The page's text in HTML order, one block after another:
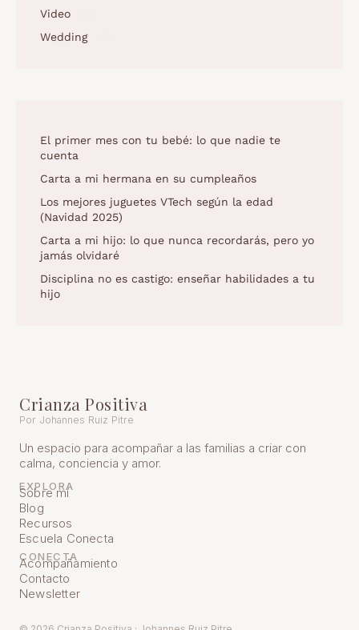
Video
Wedding
El primer mes con tu bebé: lo que nadie te
cuenta
Carta a mi hermana en su cumpleaños
Los mejores juguetes VTech según la edad
(Navidad 2025)
Carta a mi hijo: lo que nunca recordarás, pero yo
jamás olvidaré
Disciplina no es castigo: enseñar habilidades a tu
hijo
Crianza Positiva
Por Johannes Ruiz Pitre
Un espacio para acompañar a las familias a criar con
calma, conciencia y amor.
EXPLORA
Sobre mí
Blog
Recursos
Escuela Conecta
CONECTA
Acompañamiento
Contacto
Newsletter